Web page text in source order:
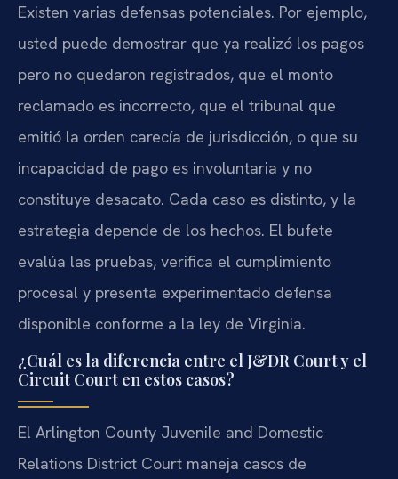
Existen varias defensas potenciales. Por ejemplo,
usted puede demostrar que ya realizó los pagos
pero no quedaron registrados, que el monto
reclamado es incorrecto, que el tribunal que
emitió la orden carecía de jurisdicción, o que su
incapacidad de pago es involuntaria y no
constituye desacato. Cada caso es distinto, y la
estrategia depende de los hechos. El bufete
evalúa las pruebas, verifica el cumplimiento
procesal y presenta experimentado defensa
disponible conforme a la ley de Virginia.
¿Cuál es la diferencia entre el J&DR Court y el
Circuit Court en estos casos?
El Arlington County Juvenile and Domestic
Relations District Court maneja casos de